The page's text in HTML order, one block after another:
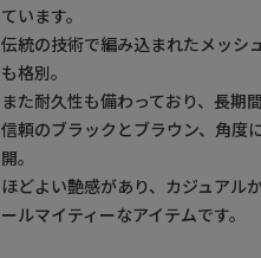
ています。
伝統の技術で編み込まれたメッシ
も格別。
また耐久性も備わっており、長期
信頼のブラックとブラウン、角度
開。
ほどよい艶感があり、カジュアル
ールマイティーなアイテムです。